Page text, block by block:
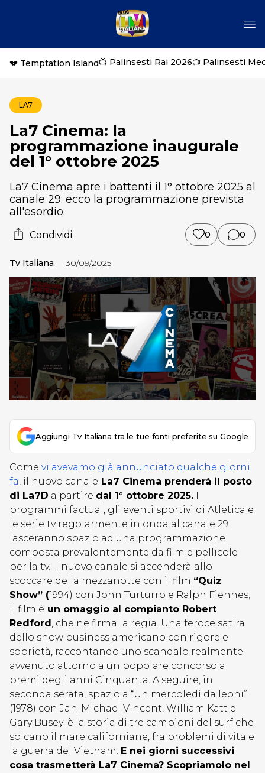
💔 Temptation Island📺 Palinsesti Rai 2026📺 Palinsesti
LA7
La7 Cinema: la
programmazione inaugurale
del 1° ottobre 2025
La7 Cinema apre i battenti il 1° ottobre 2025 al
canale 29: ecco la programmazione prevista
all'esordio.
Condividi 0 0
Tv Italiana 30/09/2025
Aggiungi Tv Italiana tra le tue fonti preferite su Google
Come vi avevamo già annunciato qualche giorni
fa, il nuovo canale La7 Cinema prenderà il posto
di La7D a partire dal 1° ottobre 2025. I
programmi factual, gli eventi sportivi di Atletica e
le serie tv regolarmente in onda al canale 29
lasceranno spazio ad una programmazione
composta prevalentemente da film e pellicole
per la tv. Il nuovo canale si accenderà allo
scoccare della mezzanotte con il film “Quiz
Show” (1994) con John Turturro e Ralph Fiennes;
il film è un omaggio al compianto Robert
Redford, che ne firma la regia. Una feroce satira
dello show business americano con rigore e
sobrietà, raccontando uno scandalo realmente
avvenuto attorno a un popolare concorso a
premi degli anni Cinquanta. A seguire, in
seconda serata, spazio a “Un mercoledì da leoni”
(1978) con Jan-Michael Vincent, William Katt e
Gary Busey; è la storia di tre campioni del surf che
solcano il mare californiane, fra problemi di vita e
la guerra del Vietnam. E nei giorni successivi
cosa trasmetterà La7 Cinema? Scopriamolo nel